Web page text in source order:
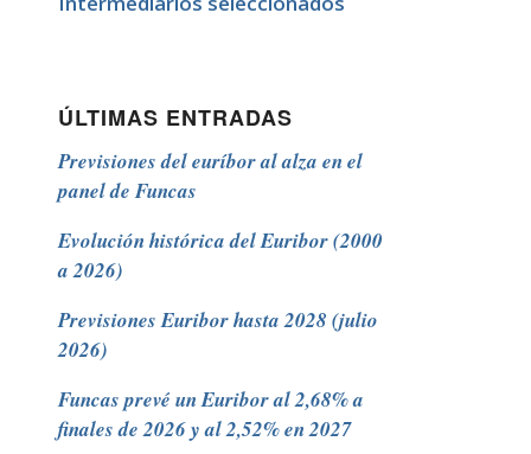
ÚLTIMAS ENTRADAS
Previsiones del euríbor al alza en el
panel de Funcas
Evolución histórica del Euribor (2000
a 2026)
Previsiones Euribor hasta 2028 (julio
2026)
Funcas prevé un Euribor al 2,68% a
finales de 2026 y al 2,52% en 2027